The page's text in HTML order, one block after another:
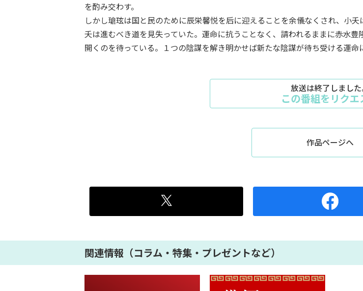
を酌み交わす。
しかし瑲玹は国と民のために辰栄馨悦を后に迎えることを余儀なくされ、小
夭は進むべき道を見失っていた。運命に抗うことなく、請われるままに赤水
開くのを待っている。１つの陰謀を解き明かせば新たな陰謀が待ち受ける運
放送は終了しました
この番組をリクエ
作品ページへ
関連情報（コラム・特集・プレゼントなど）